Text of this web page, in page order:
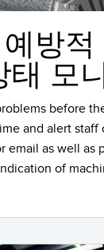
방
태 모
before
and alert
email as well as
of